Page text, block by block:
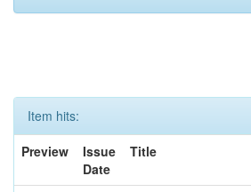
Item hits:
Preview
Issue
Date
Title